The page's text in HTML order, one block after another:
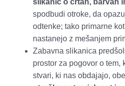
spodbudi otroke, da
odtenke; tako primarne
nastanejo z mešanjem
Zabavna slikanica
prostor za pogovor o tem,
stvari, ki nas obdajajo,